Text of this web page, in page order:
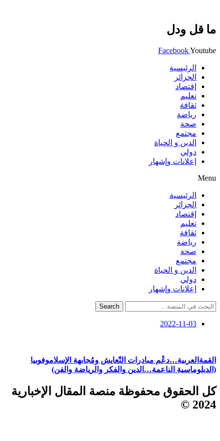
ما قل ودل
FacebookYoutube
الرئيسية
الجزائر
إقتصاد
تعليم
ثقافة
رياضة
صحة
مجتمع
الدين و الحياة
دولي
إعلانات وإشهار
Menu
الرئيسية
الجزائر
إقتصاد
تعليم
ثقافة
رياضة
صحة
مجتمع
الدين و الحياة
دولي
إعلانات وإشهار
Search
2022-11-03
القمةالعربية…دعْم مبادرات التّعايش ومُجابهة الإسلاموفوبيا
(الدبلوماسية الناعمة…الدين والفكر والرياضة والفن)
كل الحقوق محفوظة منصة المقال الإخبارية
2024 ©